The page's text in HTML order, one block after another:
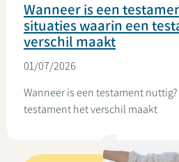
Wanneer is een
situaties waarin een
verschil maakt
01/07/2026
Wanneer is een testament
testament het verschil maakt